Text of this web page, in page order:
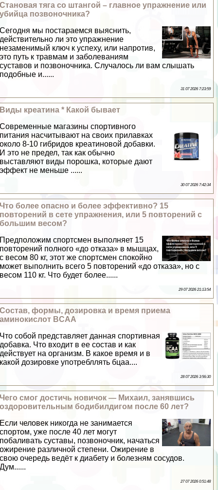
Становая тяга со штангой – главное упражнение или
убийца позвоночника?
Сегодня мы постараемся выяснить,
действительно ли это упражнение
незаменимый ключ к успеху, или напротив,
это путь к травмам и заболеваниям
суставов и позвоночника. Случалось ли вам слышать
подобные и......
31 07 2026 7:23:59
Виды креатина * Какой бывает
Современные магазины спортивного
питания насчитывают на своих прилавках
около 8-10 гибридов креатиновой добавки.
И это не предел, так как обычно
выставляют виды порошка, которые дают
эффект не меньше ......
30 07 2026 7:42:34
Что более опасно и более эффективно? 15
повторений в сете упражнения, или 5 повторений с
большим весом?
Предположим спортсмен выполняет 15
повторений полного «до отказа» в мышцах,
с весом 80 кг, этот же спортсмен спокойно
может выполнить всего 5 повторений «до отказа», но с
весом 110 кг. Что будет более......
29 07 2026 21:13:54
Состав, формы, дозировка и время приема
аминокислот BCAA
Что собой представляет данная спортивная
добавка. Что входит в ее состав и как
действует на организм. В какое время и в
какой дозировке употрeбллять бцаа....
28 07 2026 3:56:30
Чего смог достичь новичок — Михаил, занявшись
оздоровительным бодибилдигом после 60 лет?
Если человек никогда не занимается
спортом, уже после 40 лет могут
побаливать суставы, позвоночник, начаться
ожирение различной степени. Ожирение в
свою очередь ведёт к диабету и болезням сосудов.
Дум......
27 07 2026 0:51:48